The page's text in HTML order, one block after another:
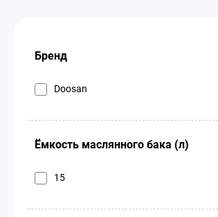
Бренд
Doosan
Ёмкость маслянного бака (л)
15